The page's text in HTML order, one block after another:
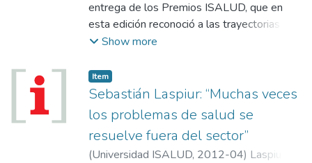
conclusiones.
personalmente satisfactoria y socialmente
activa “hasta el final de los días”, como dice
el propio Baura. El especialista visitó la
entrevista con la Revista.
entrega de los Premios ISALUD, que en
esta edición reconoció a las trayectorias de
personalidades y a los programas que se
inclusión social.
Show more
Item
Sebastián Laspiur: “Muchas veces
los problemas de salud se
resuelve fuera del sector”
(Universidad ISALUD, 2012-04) Laspiur,